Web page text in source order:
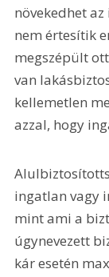
növekedhet
nem értesítik
megszépült
van
kellemetlen
azzal, hogy
ingatlan vagy
mint ami a
úgynevezett
kár esetén